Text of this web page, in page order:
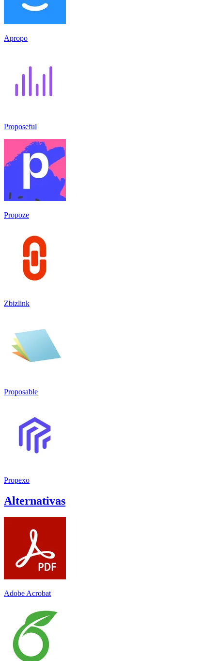
Apropo
Proposeful
Propoze
Zbizlink
Proposable
Propexo
Alternativas
Adobe Acrobat